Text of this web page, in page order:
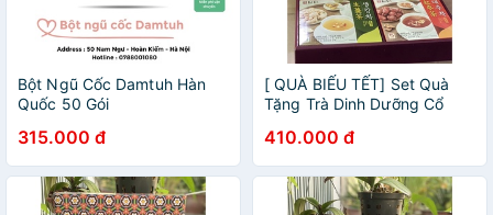
Bột Ngũ Cốc Damtuh Hàn
Quốc 50 Gói
315.000 đ
[ QUÀ BIẾU TẾT] Set Quà
Tặng Trà Dinh Dưỡng Cổ
Kèm Bột Ngũ Cốc Damtuh
Hàn Quốc
410.000 đ